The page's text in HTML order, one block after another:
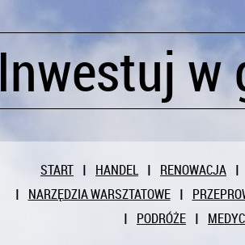
Inwestuj w
START HANDEL
RENOWACJA
NARZĘDZIA WARSZTATOWE
PODRÓŻE